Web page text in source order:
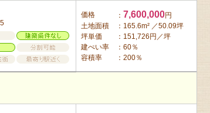
価格 ： 7,600,000円
土地面積
：165.6m² ／50.09坪
坪単価
：151,726円／坪
建ぺい率
：60％
容積率
：200％